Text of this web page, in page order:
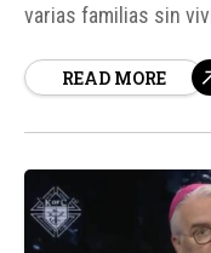
varias familias sin
Iglesia en México, ha
READ MORE